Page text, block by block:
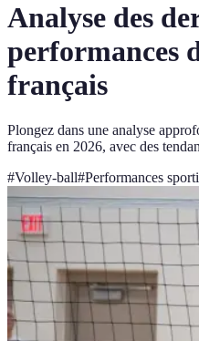
Analyse des
performances
français
Plongez dans une analyse
français en 2026, avec des
#Volley-ball#Performances